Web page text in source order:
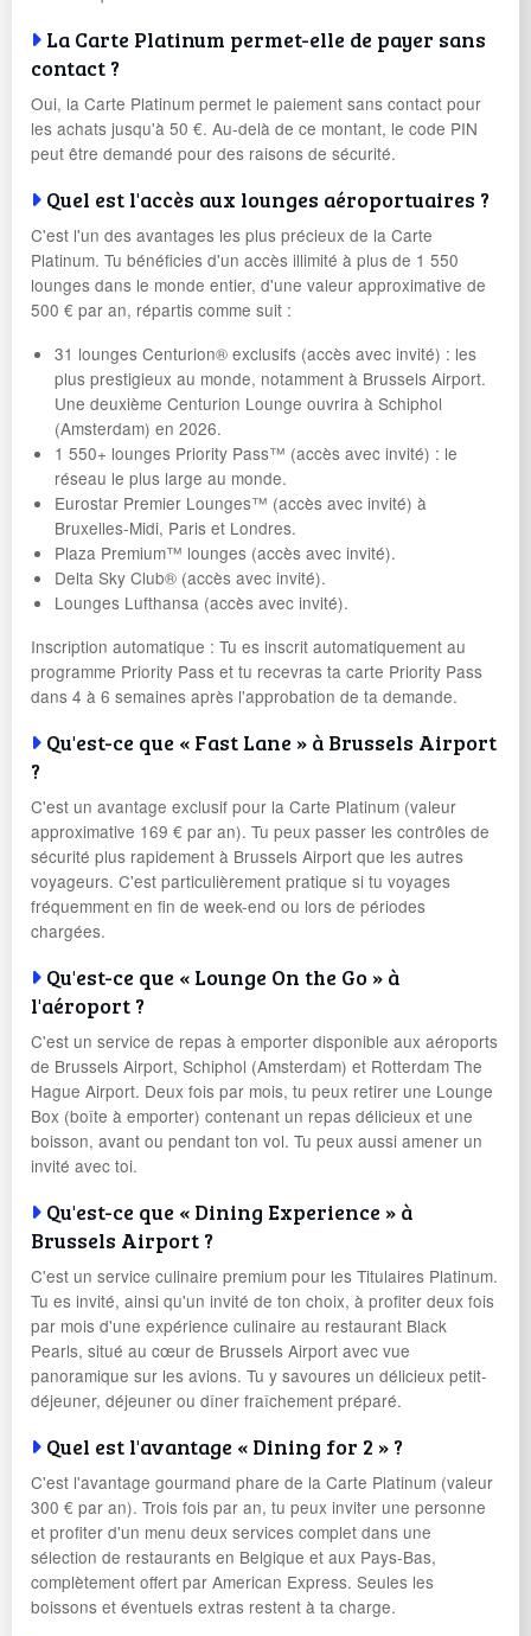
La Carte Platinum permet-elle de payer sans
contact ?
Oui, la Carte Platinum permet le paiement sans contact pour
les achats jusqu'à 50 €. Au-delà de ce montant, le code PIN
peut être demandé pour des raisons de sécurité.
Quel est l'accès aux lounges aéroportuaires ?
C'est l'un des avantages les plus précieux de la Carte
Platinum. Tu bénéficies d'un accès illimité à plus de 1 550
lounges dans le monde entier, d'une valeur approximative de
500 € par an, répartis comme suit :
31 lounges Centurion® exclusifs (accès avec invité) : les
plus prestigieux au monde, notamment à Brussels Airport.
Une deuxième Centurion Lounge ouvrira à Schiphol
(Amsterdam) en 2026.
1 550+ lounges Priority Pass™ (accès avec invité) : le
réseau le plus large au monde.
Eurostar Premier Lounges™ (accès avec invité) à
Bruxelles-Midi, Paris et Londres.
Plaza Premium™ lounges (accès avec invité).
Delta Sky Club® (accès avec invité).
Lounges Lufthansa (accès avec invité).
Inscription automatique : Tu es inscrit automatiquement au
programme Priority Pass et tu recevras ta carte Priority Pass
dans 4 à 6 semaines après l'approbation de ta demande.
Qu'est-ce que « Fast Lane » à Brussels Airport
?
C'est un avantage exclusif pour la Carte Platinum (valeur
approximative 169 € par an). Tu peux passer les contrôles de
sécurité plus rapidement à Brussels Airport que les autres
voyageurs. C'est particulièrement pratique si tu voyages
fréquemment en fin de week-end ou lors de périodes
chargées.
Qu'est-ce que « Lounge On the Go » à
l'aéroport ?
C'est un service de repas à emporter disponible aux aéroports
de Brussels Airport, Schiphol (Amsterdam) et Rotterdam The
Hague Airport. Deux fois par mois, tu peux retirer une Lounge
Box (boîte à emporter) contenant un repas délicieux et une
boisson, avant ou pendant ton vol. Tu peux aussi amener un
invité avec toi.
Qu'est-ce que « Dining Experience » à
Brussels Airport ?
C'est un service culinaire premium pour les Titulaires Platinum.
Tu es invité, ainsi qu'un invité de ton choix, à profiter deux fois
par mois d'une expérience culinaire au restaurant Black
Pearls, situé au cœur de Brussels Airport avec vue
panoramique sur les avions. Tu y savoures un délicieux petit-
déjeuner, déjeuner ou dîner fraîchement préparé.
Quel est l'avantage « Dining for 2 » ?
C'est l'avantage gourmand phare de la Carte Platinum (valeur
300 € par an). Trois fois par an, tu peux inviter une personne
et profiter d'un menu deux services complet dans une
sélection de restaurants en Belgique et aux Pays-Bas,
complètement offert par American Express. Seules les
boissons et éventuels extras restent à ta charge.